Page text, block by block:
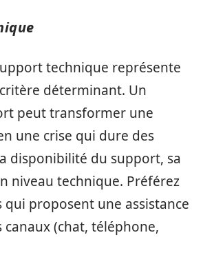
technique représente
déterminant. Un
peut transformer une
une crise qui dure des
disponibilité du support, sa
niveau technique. Préférez
qui proposent une assistance
canaux (chat, téléphone,